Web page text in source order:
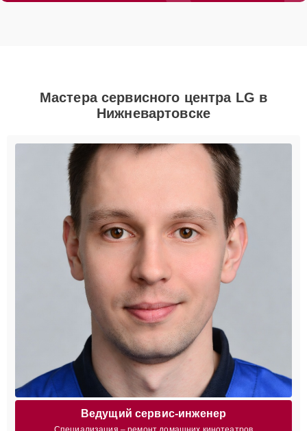
Мастера сервисного центра LG в
Нижневартовске
Ведущий сервис-инженер